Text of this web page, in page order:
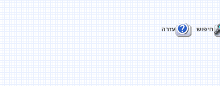
חיפוש עזרה